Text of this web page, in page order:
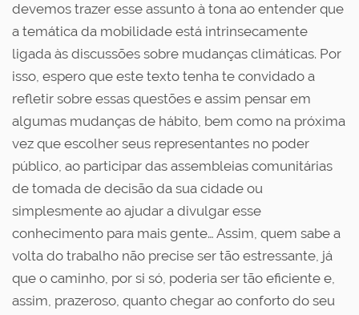
devemos trazer esse assunto à tona ao entender que
a temática da mobilidade está intrinsecamente
ligada às discussões sobre mudanças climáticas. Por
isso, espero que este texto tenha te convidado a
refletir sobre essas questões e assim pensar em
algumas mudanças de hábito, bem como na próxima
vez que escolher seus representantes no poder
público, ao participar das assembleias comunitárias
de tomada de decisão da sua cidade ou
simplesmente ao ajudar a divulgar esse
conhecimento para mais gente… Assim, quem sabe a
volta do trabalho não precise ser tão estressante, já
que o caminho, por si só, poderia ser tão eficiente e,
assim, prazeroso, quanto chegar ao conforto do seu